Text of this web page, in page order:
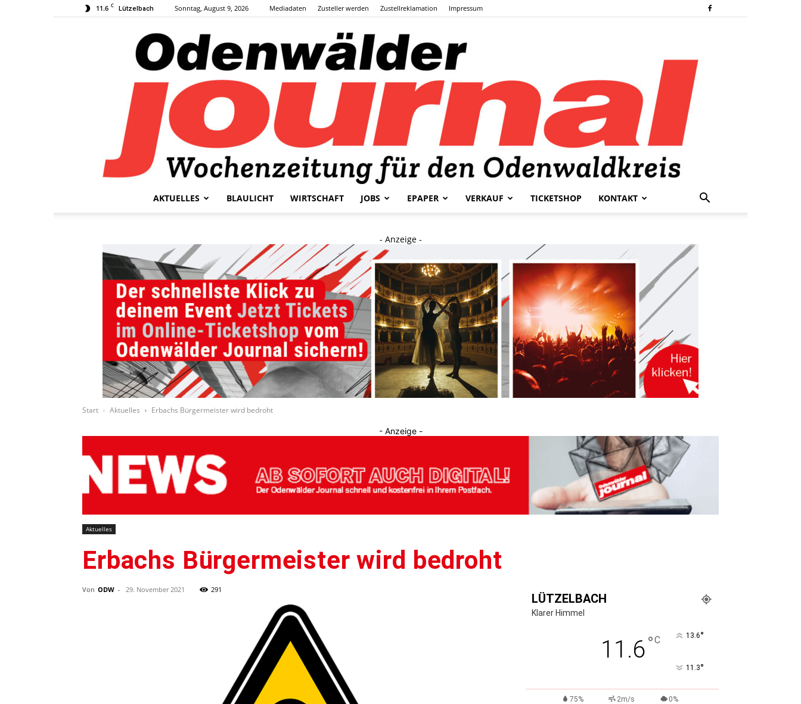
11.6 C Lützelbach Sonntag, August 9, 2026 Mediadaten Zusteller werden Zustellreklamation Impressum
Journal
AKTUELLES BLAULICHT WIRTSCHAFT JOBS EPAPER VERKAUF TICKETSHOP KONTAKT
- Anzeige -
Start Aktuelles Erbachs Bürgermeister wird bedroht
- Anzeige -
Aktuelles
Erbachs Bürgermeister wird bedroht
Von ODW - 29. November 2021 291
LÜTZELBACH
Klarer Himmel
11.6°C 13.6°
11.3°
75% 2m/s 0%